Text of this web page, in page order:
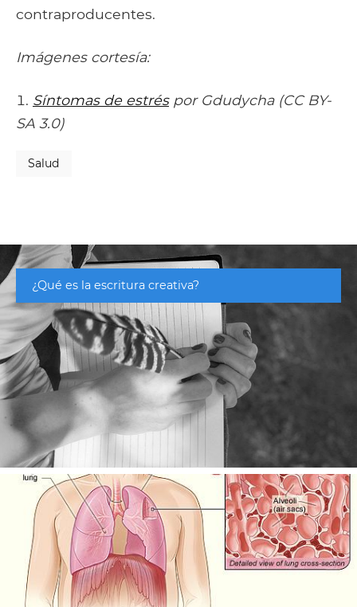
contraproducentes.
Imágenes cortesía:
Síntomas de estréspor Gdudycha (CC BY-
SA 3.0)
Salud
¿Qué es la escritura creativa?